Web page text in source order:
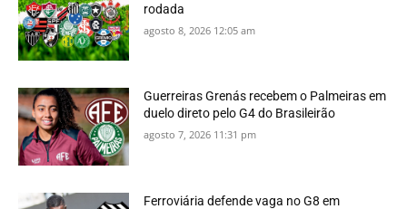
rodada
agosto 8, 2026 12:05 am
Guerreiras Grenás recebem o Palmeiras em
duelo direto pelo G4 do Brasileirão
agosto 7, 2026 11:31 pm
Ferroviária defende vaga no G8 em